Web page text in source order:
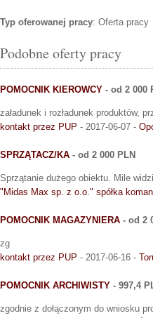
Typ oferowanej pracy: Oferta pracy
Podobne oferty pracy
POMOCNIK KIEROWCY - od 2 000
załadunek i rozładunek produktów,
kontakt przez PUP - 2017-06-07 -
SPRZĄTACZ/KA - od 2 000 PLN
Sprzątanie dużego obiektu. Mile
"Midas Max sp. z o.o." spółka
POMOCNIK MAGAZYNIERA - od 2
zg
kontakt przez PUP - 2017-06-16 -
POMOCNIK ARCHIWISTY - 997,4
zgodnie z dołączonym do wniosku